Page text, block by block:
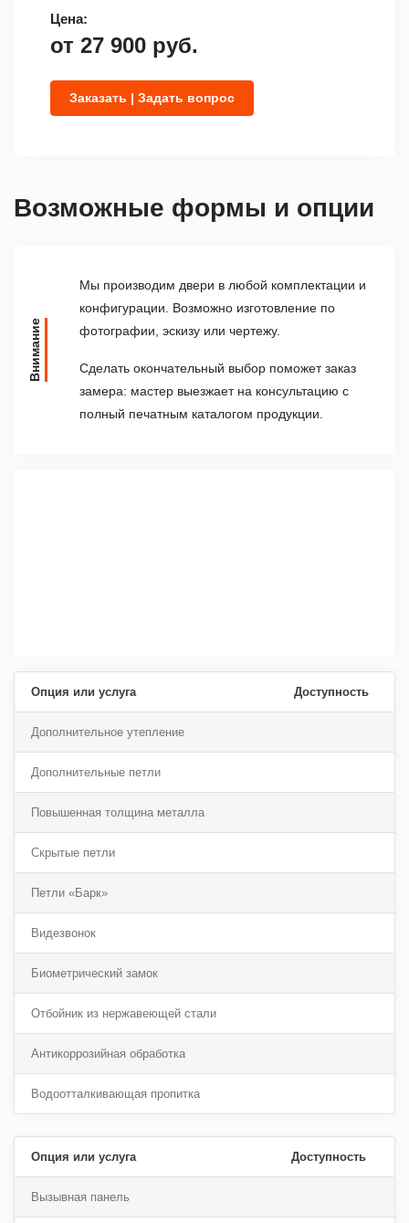
Цена:
от 27 900 руб.
Заказать | Задать вопрос
Возможные формы и опции
Внимание
Мы производим двери в любой комплектации и
конфигурации. Возможно изготовление по
фотографии, эскизу или чертежу.
Сделать окончательный выбор поможет заказ
замера: мастер выезжает на консультацию с
полный печатным каталогом продукции.
Опция или услуга Доступность
Дополнительное утепление
Дополнительные петли
Повышенная толщина металла
Скрытые петли
Петли «Барк»
Видезвонок
Биометрический замок
Отбойник из нержавеющей стали
Антикоррозийная обработка
Водоотталкивающая пропитка
Опция или услуга Доступность
Вызывная панель